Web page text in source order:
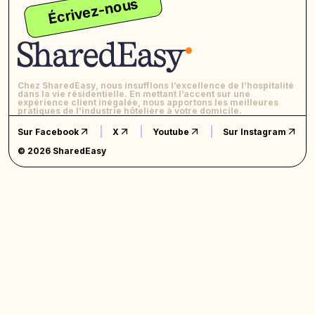
Écrivez-nous
Chez SharedEasy, nous insufflons l’excellence de l’hospitalité
dans la vie résidentielle. En mettant l’accent sur une
expérience client inégalée, nous apportons les meilleures
pratiques de l’industrie hôtelière à votre domicile.
Sur Facebook
X Youtube
Sur Instagram
© 2026 SharedEasy